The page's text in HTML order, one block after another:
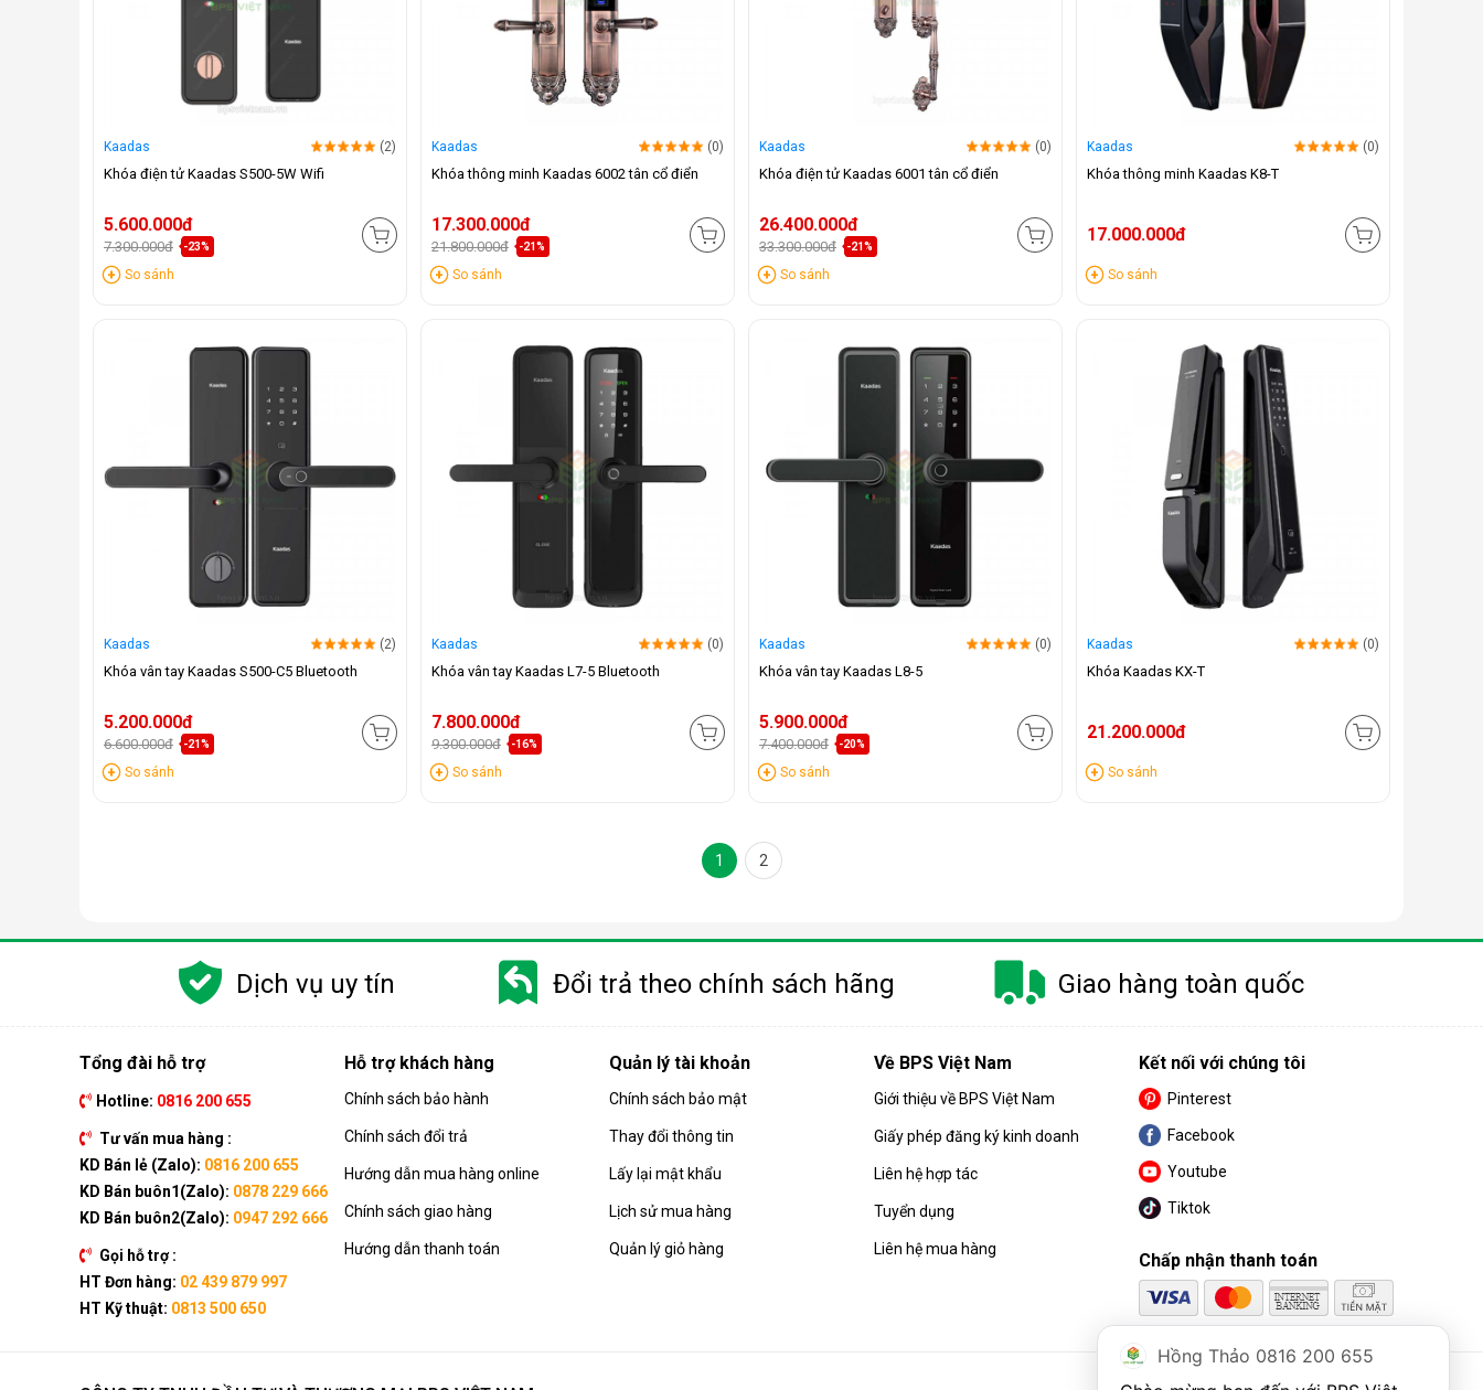
Kaadas (2)
Khóa điện tử Kaadas S500-5W Wifi
5.600.000đ
7.300.000đ -23%
So sánh
Kaadas (0)
Khóa thông minh Kaadas 6002 tân cổ điển
17.300.000đ
21.800.000đ -21%
So sánh
Kaadas (0)
Khóa điện tử Kaadas 6001 tân cổ điển
26.400.000đ
33.300.000đ -21%
So sánh
Kaadas (0)
Khóa thông minh Kaadas K8-T
17.000.000đ
So sánh
Kaadas (2)
Khóa vân tay Kaadas S500-C5 Bluetooth
5.200.000đ
6.600.000đ -21%
So sánh
Kaadas (0)
Khóa vân tay Kaadas L7-5 Bluetooth
7.800.000đ
9.300.000đ -16%
So sánh
Kaadas (0)
Khóa vân tay Kaadas L8-5
5.900.000đ
7.400.000đ -20%
So sánh
Kaadas (0)
Khóa Kaadas KX-T
21.200.000đ
So sánh
1 2
Dịch vụ uy tín Đổi trả theo chính sách hãng Giao hàng toàn quốc
Tổng đài hỗ trợ
Hotline: 0816 200 655
Tư vấn mua hàng :
KD Bán lẻ (Zalo): 0816 200 655
KD Bán buôn1(Zalo): 0878 229 666
KD Bán buôn2(Zalo): 0947 292 666
Gọi hỗ trợ :
HT Đơn hàng: 02 439 879 997
HT Kỹ thuật: 0813 500 650
Hỗ trợ khách hàng
Chính sách bảo hành
Chính sách đổi trả
Hướng dẫn mua hàng online
Chính sách giao hàng
Hướng dẫn thanh toán
Quản lý tài khoản
Chính sách bảo mật
Thay đổi thông tin
Lấy lại mật khẩu
Lịch sử mua hàng
Quản lý giỏ hàng
Về BPS Việt Nam
Giới thiệu về BPS Việt Nam
Giấy phép đăng ký kinh doanh
Liên hệ hợp tác
Tuyển dụng
Liên hệ mua hàng
Kết nối với chúng tôi
Pinterest
Facebook
Youtube
Tiktok
Chấp nhận thanh toán
Hồng Thảo 0816 200 655